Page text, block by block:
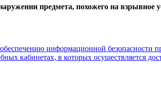
предмета, похожего на взрывное
информационной безопасности
кабинетах, в которых осуществляется